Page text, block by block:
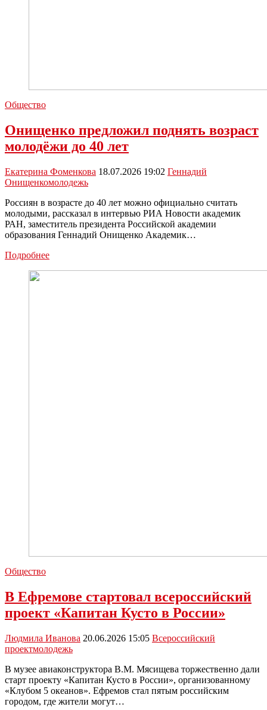
Общество
Онищенко предложил поднять возраст
молодёжи до 40 лет
Екатерина Фоменкова 18.07.2026 19:02 Геннадий
Онищенкомолодежь
Россиян в возрасте до 40 лет можно официально считать
молодыми, рассказал в интервью РИА Новости академик
РАН, заместитель президента Российской академии
образования Геннадий Онищенко Академик…
ПодробнееОнищенко
Общество
В Ефремове стартовал всероссийский
проект «Капитан Кусто в России»
Людмила Иванова 20.06.2026 15:05 Всероссийский
проектмолодежь
В музее авиаконструктора В.М. Мясищева торжественно дали
старт проекту «Капитан Кусто в России», организованному
«Клубом 5 океанов». Ефремов стал пятым российским
городом, где жители могут…